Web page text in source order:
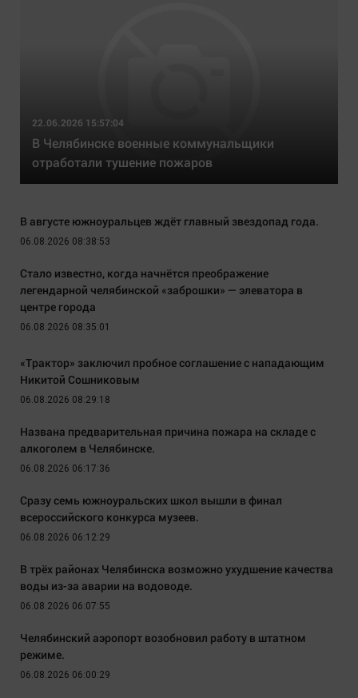
22.06.2026 15:57:04
В Челябинске военные коммунальщики
отработали тушение пожаров
В августе южноуральцев ждёт главный звездопад года.
06.08.2026 08:38:53
Стало известно, когда начнётся преображение
легендарной челябинской «заброшки» — элеватора в
центре города
06.08.2026 08:35:01
«Трактор» заключил пробное соглашение с нападающим
Никитой Сошниковым
06.08.2026 08:29:18
Названа предварительная причина пожара на складе с
алкоголем в Челябинске.
06.08.2026 06:17:36
Сразу семь южноуральских школ вышли в финал
всероссийского конкурса музеев.
06.08.2026 06:12:29
В трёх районах Челябинска возможно ухудшение качества
воды из-за аварии на водоводе.
06.08.2026 06:07:55
Челябинский аэропорт возобновил работу в штатном
режиме.
06.08.2026 06:00:29